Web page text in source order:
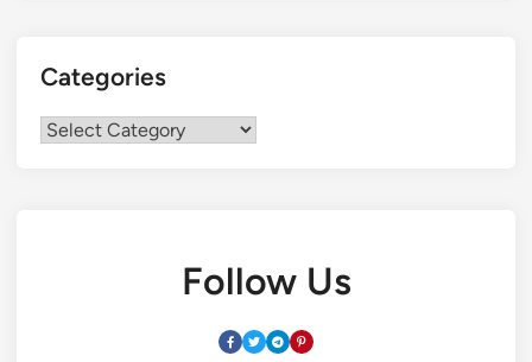
Categories
Categories
Follow Us